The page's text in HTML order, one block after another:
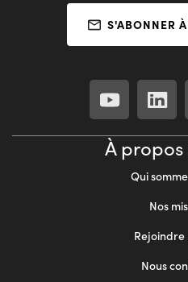
S'ABONNER
À
Qui
Nos
Nous